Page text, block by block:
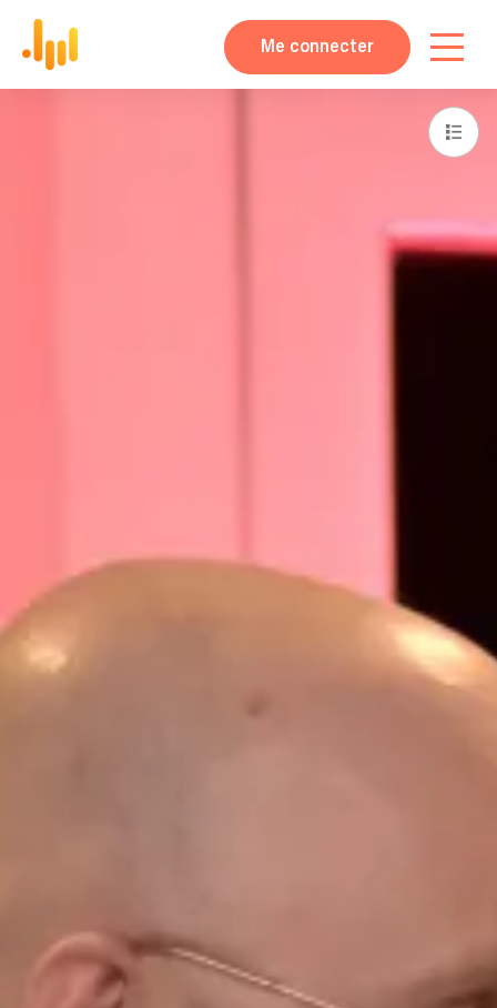
Me connecter